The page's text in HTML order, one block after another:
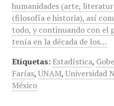
humanidades (arte,
(filosofía e historia), así
todo, y continuando con el
tenía en la década de los…
Etiquetas: Estadística,
Farías, UNAM, Universidad
México